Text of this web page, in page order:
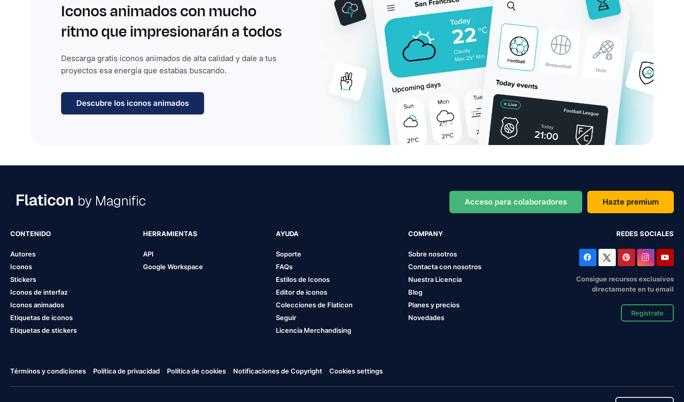
Iconos animados con mucho
ritmo que impresionarán a todos
Descarga gratis iconos animados de alta calidad y dale a tus
proyectos esa energía que estabas buscando.
Descubre los iconos animados
Acceso para colaboradores Hazte premium
CONTENIDO
Autores
Iconos
Stickers
Iconos de interfaz
Iconos animados
Etiquetas de iconos
Etiquetas de stickers
HERRAMIENTAS
API
Google Workspace
AYUDA
Soporte
FAQs
Estilos de Iconos
Editor de iconos
Colecciones de Flaticon
Seguir
Licencia Merchandising
COMPANY
Sobre nosotros
Contacta con nosotros
Nuestra Licencia
Blog
Planes y precios
Novedades
REDES SOCIALES
Consigue recursos exclusivos
directamente en tu email
Regístrate
Términos y condiciones Política de privacidad Política de cookies Notificaciones de Copyright Cookies settings